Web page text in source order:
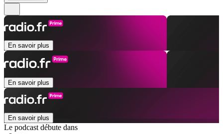
En savoir plus
En savoir plus
En savoir plus
Le podcast débute dans